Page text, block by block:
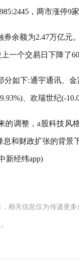
，两市涨停9
余额为2.47万亿元
一个交易日下降了
如下:通宇通讯、
、欢瑞世纪(-
的调整，a股科技风
和财政扩张的背
新经纬app)
相关信息仅为传递更